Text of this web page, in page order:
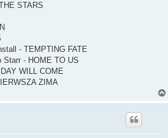
STARS
- TEMPTING FATE
Starr - HOME TO US
WILL COME
ZIMA